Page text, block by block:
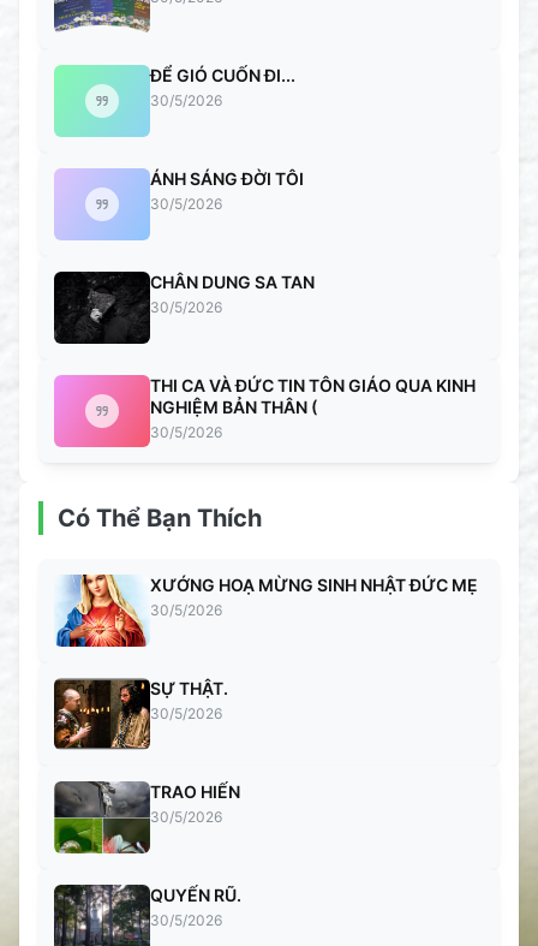
ĐỂ GIÓ CUỐN ĐI...
30/5/2026
ÁNH SÁNG ĐỜI TÔI
30/5/2026
CHÂN DUNG SA TAN
30/5/2026
THI CA VÀ ĐỨC TIN TÔN GIÁO QUA KINH
NGHIỆM BẢN THÂN (
30/5/2026
Có Thể Bạn Thích
XƯỚNG HOẠ MỪNG SINH NHẬT ĐỨC MẸ
30/5/2026
SỰ THẬT.
30/5/2026
TRAO HIẾN
30/5/2026
QUYẾN RŨ.
30/5/2026